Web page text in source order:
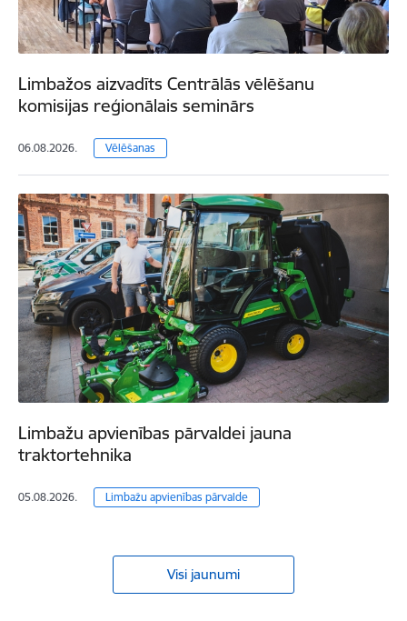
Limbažos aizvadīts Centrālās vēlēšanu
komisijas reģionālais seminārs
06.08.2026. Vēlēšanas
Limbažu apvienības pārvaldei jauna
traktortehnika
05.08.2026. Limbažu apvienības pārvalde
Visi jaunumi